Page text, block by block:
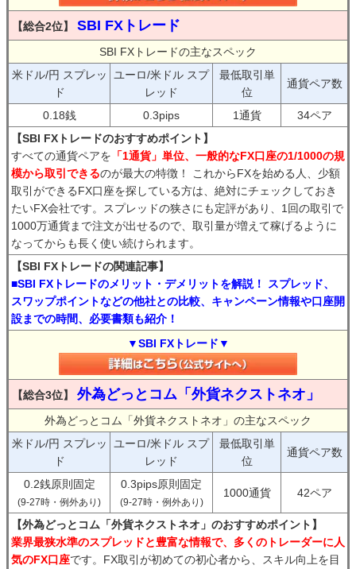
【総合2位】 SBI FXトレード
SBI FXトレードの主なスペック
米ドル/円 スプレッ
ド
ユーロ/米ドル スプ
レッド
最低取引単
位
通貨ペア数
0.18銭 0.3pips 1通貨
34ペア
【SBI FXトレードのおすすめポイント】
すべての通貨ペアを 「1通貨」単位、一般的なFX口座の1/1000の規
模から取引できるのが最大の特徴！ これからFXを始める人、少額
取引ができるFX口座を探している方は、絶対にチェックしておき
たいFX会社です。スプレッドの狭さにも定評があり、1回の取引で
1000万通貨まで注文が出せるので、取引量が増えて稼げるように
なってからも長く使い続けられます。
【SBI FXトレードの関連記事】
■SBI FXトレードのメリット・デメリットを解説！ スプレッド、
スワップポイントなどの他社との比較、キャンペーン情報や口座開
設までの時間、必要書類も紹介！
▼SBI FXトレード▼
【総合3位】 外為どっとコム「外貨ネクストネオ」
外為どっとコム「外貨ネクストネオ」の主なスペック
米ドル/円 スプレッ
ド
ユーロ/米ドル スプ
レッド
最低取引単
位
通貨ペア数
0.2銭原則固定
(9-27時・例外あり)
0.3pips原則固定
(9-27時・例外あり)
1000通貨 42ペア
【外為どっとコム「外貨ネクストネオ」のおすすめポイント】
業界最狭水準のスプレッドと豊富な情報で、多くのトレーダーに人
気のFX口座です。FX取引が初めての初心者から、スキル向上を目